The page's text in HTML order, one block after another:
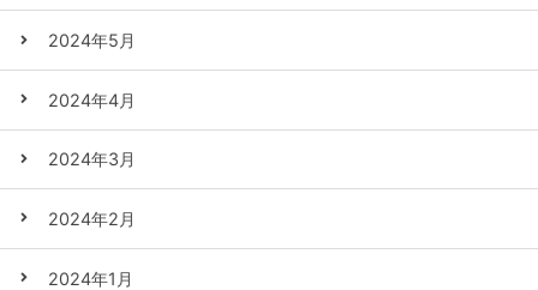
2024年5月
2024年4月
2024年3月
2024年2月
2024年1月